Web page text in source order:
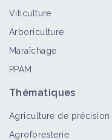
Viticulture
Arboriculture
Maraîchage
PPAM
Thématiques
Agriculture de précision
Agroforesterie